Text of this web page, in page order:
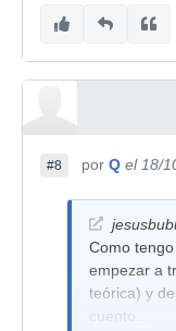
#8 por Q el 18/
Como
empezar a
teórica) y
cuento...